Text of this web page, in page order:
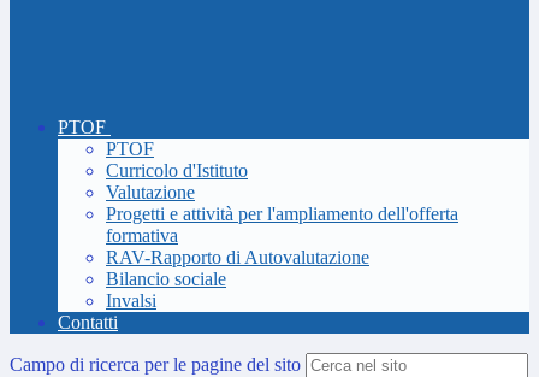
PTOF
PTOF
Curricolo d'Istituto
Valutazione
Progetti e attività per l'ampliamento dell'offerta
formativa
RAV-Rapporto di Autovalutazione
Bilancio sociale
Invalsi
Contatti
Campo di ricerca per le pagine del sito